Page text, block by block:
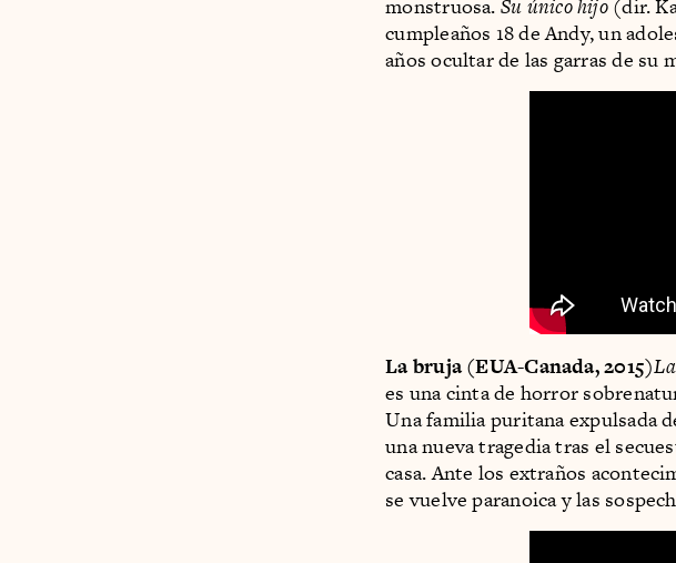
monstruosa. Su único hijo (dir.
cumpleaños 18 de Andy, un
años ocultar de las garras de su
La bruja (EUA-Canada, 2015)
es una cinta de horror
Una familia puritana expulsada
una nueva tragedia tras el
casa. Ante los extraños
se vuelve paranoica y las